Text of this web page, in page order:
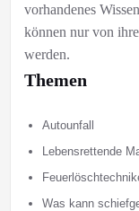
vorhandenes
können nur von
werden.
Themen
Autounfall
Lebensrettende
Was kann